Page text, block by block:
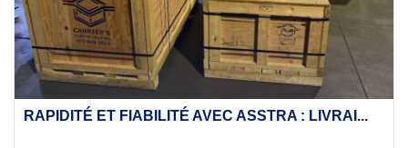
RAPIDITÉ ET FIABILITÉ AVEC ASSTRA : LIVRAI...